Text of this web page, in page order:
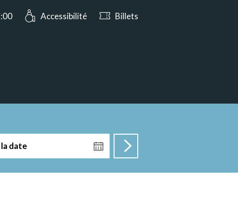
aujourd’hui jusqu’à 17:00
Accessibilité Billets
date